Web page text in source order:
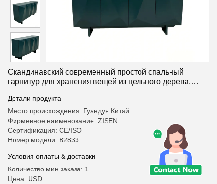
Скандинавский современный простой спальный
гарнитур для хранения вещей из цельного дерева,
Детали продукта
Место происхождения: Гуандун Китай
Фирменное наименование: ZISEN
Сертификация: CE/ISO
Номер модели: В2833
Условия оплаты & доставки
Количество мин заказа: 1
Цена: USD